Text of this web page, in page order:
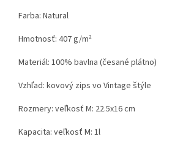
Farba: Natural
Hmotnosť: 407 g/m²
Materiál: 100% bavlna (česané plátno)
Vzhľad: kovový zips vo Vintage štýle
Rozmery: veľkosť M: 22.5x16 cm
Kapacita: veľkosť M: 1l